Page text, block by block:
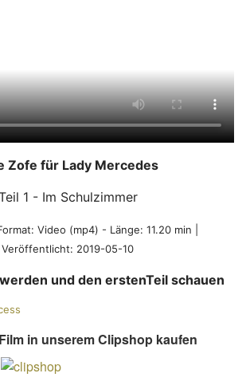
Zofe für Lady Mercedes
1 - Im Schulzimmer
Video (mp4) - Länge: 11.20 min |
Veröffentlicht: 2019-05-10
und den erstenTeil schauen
in unserem Clipshop kaufen